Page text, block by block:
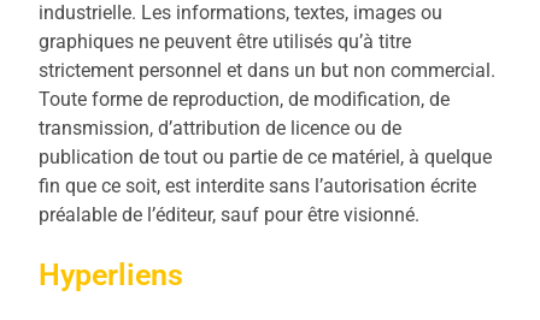
industrielle. Les informations, textes, images ou
graphiques ne peuvent être utilisés qu’à titre
strictement personnel et dans un but non commercial.
Toute forme de reproduction, de modification, de
transmission, d’attribution de licence ou de
publication de tout ou partie de ce matériel, à quelque
fin que ce soit, est interdite sans l’autorisation écrite
préalable de l’éditeur, sauf pour être visionné.
Hyperliens